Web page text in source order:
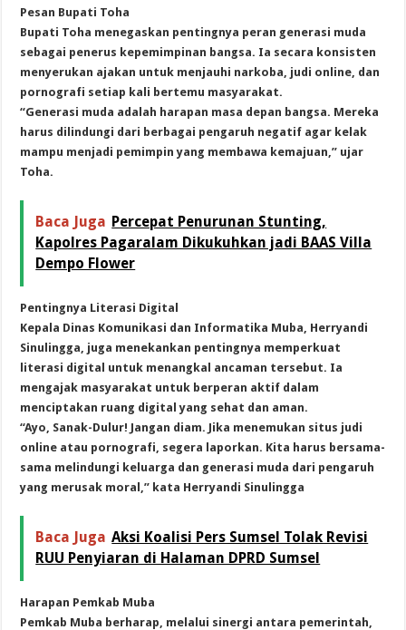
Pesan Bupati Toha
Bupati Toha menegaskan pentingnya peran generasi muda
sebagai penerus kepemimpinan bangsa. Ia secara konsisten
menyerukan ajakan untuk menjauhi narkoba, judi online, dan
pornografi setiap kali bertemu masyarakat.
“Generasi muda adalah harapan masa depan bangsa. Mereka
harus dilindungi dari berbagai pengaruh negatif agar kelak
mampu menjadi pemimpin yang membawa kemajuan,” ujar
Toha.
Baca Juga Percepat Penurunan Stunting,
Kapolres Pagaralam Dikukuhkan jadi BAAS Villa
Dempo Flower
Pentingnya Literasi Digital
Kepala Dinas Komunikasi dan Informatika Muba, Herryandi
Sinulingga, juga menekankan pentingnya memperkuat
literasi digital untuk menangkal ancaman tersebut. Ia
mengajak masyarakat untuk berperan aktif dalam
menciptakan ruang digital yang sehat dan aman.
“Ayo, Sanak-Dulur! Jangan diam. Jika menemukan situs judi
online atau pornografi, segera laporkan. Kita harus bersama-
sama melindungi keluarga dan generasi muda dari pengaruh
yang merusak moral,” kata Herryandi Sinulingga
Baca Juga Aksi Koalisi Pers Sumsel Tolak Revisi
RUU Penyiaran di Halaman DPRD Sumsel
Harapan Pemkab Muba
Pemkab Muba berharap, melalui sinergi antara pemerintah,